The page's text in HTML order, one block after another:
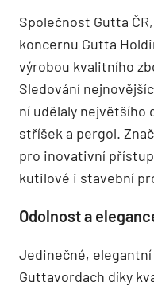
Společnost Gutta
koncernu Gutta
výrobou kvalitního
Sledování
ní udělaly největšího
stříšek a pergol.
pro inovativní
kutilové i stavební
Odolnost a
Jedinečné,
Guttavordach díky